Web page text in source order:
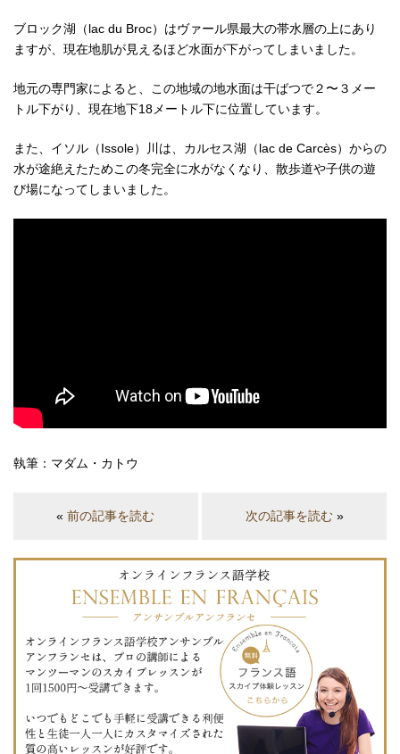
ブロック湖（lac du Broc）はヴァール県最大の帯水層の上にあり
ますが、現在地肌が見えるほど水面が下がってしまいました。
地元の専門家によると、この地域の地水面は干ばつで２〜３メー
トル下がり、現在地下18メートル下に位置しています。
また、イソル（Issole）
川は、カルセス湖（lac de Carcès）からの
水が途絶えたためこの冬完全に水がなくなり、散歩道や子供の遊
び場になってしまいました。
執筆：マダム・カトウ
«前の記事を読む 次の記事を読む»